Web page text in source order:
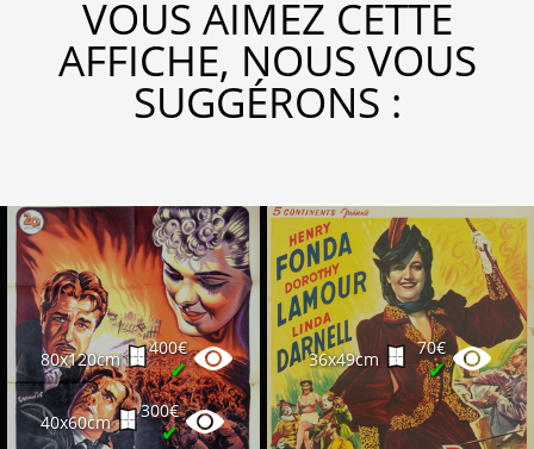
VOUS AIMEZ CETTE
AFFICHE, NOUS VOUS
SUGGÉRONS :
80x120cm
400€
✔
40x60cm
300€
✔
36x49cm
70€
✔